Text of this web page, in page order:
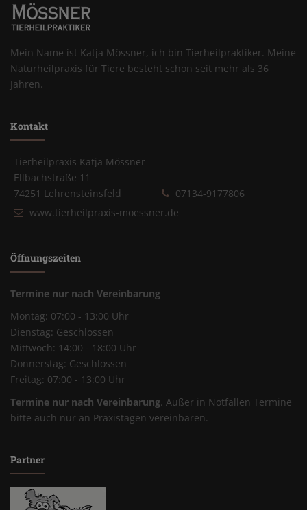
Mein Name ist Katja Mössner, ich bin Tierheilpraktiker. Meine
Naturheilpraxis für Tiere besteht schon seit mehr als 36
Jahren.
Kontakt
Tierheilpraxis Katja Mössner
Ellbachstraße 11
74251 Lehrensteinsfeld
07134-9177806
www.tierheilpraxis-moessner.de
Öffnungszeiten
Termine nur nach Vereinbarung
Montag: 07:00 - 13:00 Uhr
Dienstag: Geschlossen
Mittwoch: 14:00 - 18:00 Uhr
Donnerstag: Geschlossen
Freitag: 07:00 - 13:00 Uhr
Termine nur nach Vereinbarung. Außer in Notfällen Termine
bitte auch nur an Praxistagen vereinbaren.
Partner